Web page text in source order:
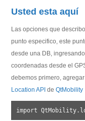
Usted esta aquí
Las opciones que
punto especifico, este
desde una DB,
coordenadas desde el
debemos primero,
Location API deQtMobility